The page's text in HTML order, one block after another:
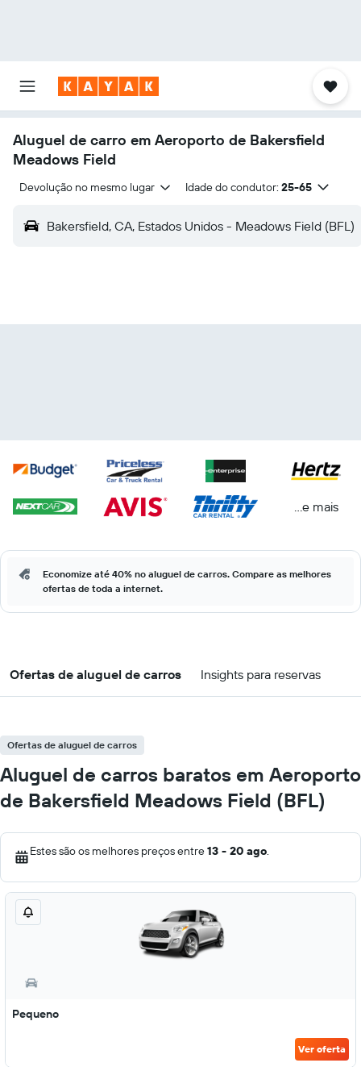
Aluguel de carro em Aeroporto de Bakersfield
Meadows Field
Devolução no mesmo lugar Idade do condutor: 25-65
Bakersfield, CA, Estados Unidos - Meadows Field (BFL)
...e mais
Economize até 40% no aluguel de carros. Compare as melhores
ofertas de toda a internet.
Ofertas de aluguel de carros Insights para reservas
Ofertas de aluguel de carros
Aluguel de carros baratos em Aeroporto
de Bakersfield Meadows Field (BFL)
Estes são os melhores preços entre13 - 20 ago.
Pequeno
Ver oferta